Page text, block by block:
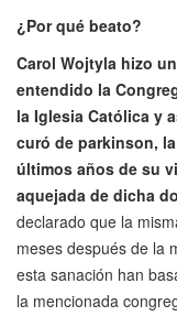
¿Por qué beato?
Carol Wojtyla hizo
entendido la
la Iglesia Católica y
curó de parkinson,
últimos años de su
aquejada de dicha
declarado que la
meses después de la
esta sanación han
la mencionada